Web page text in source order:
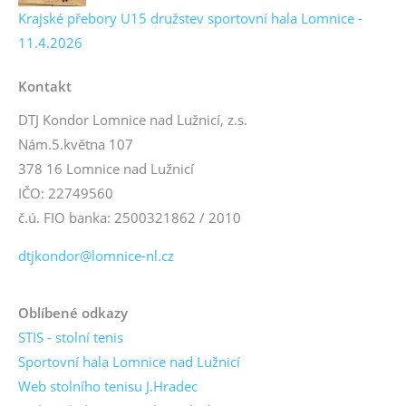
Krajské přebory U15 družstev sportovní hala Lomnice -
11.4.2026
Kontakt
DTJ Kondor Lomnice nad Lužnicí, z.s.
Nám.5.května 107
378 16 Lomnice nad Lužnicí
IČO: 22749560
č.ú. FIO banka: 2500321862 / 2010
dtjkondor@lomnice-nl.cz
Oblíbené odkazy
STIS - stolní tenis
Sportovní hala Lomnice nad Lužnicí
Web stolního tenisu J.Hradec